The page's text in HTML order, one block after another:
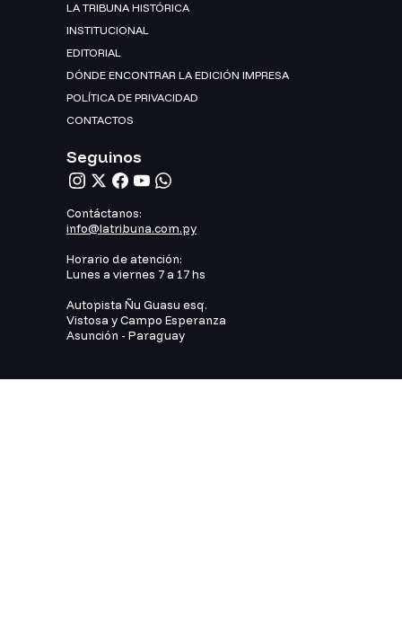
LA TRIBUNA HISTÓRICA
INSTITUCIONAL
EDITORIAL
DÓNDE ENCONTRAR LA EDICIÓN IMPRESA
POLÍTICA DE PRIVACIDAD
CONTACTOS
Seguinos
Contáctanos:
info@latribuna.com.py
Horario de atención:
Lunes a viernes 7 a 17 hs
Autopista Ñu Guasu esq.
Vistosa y Campo Esperanza
Asunción - Paraguay